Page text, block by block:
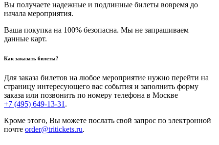
Вы получаете надежные и подлинные билеты вовремя до
начала мероприятия.
Ваша покупка на 100% безопасна. Мы не запрашиваем
данные карт.
Как заказать билеты?
Для заказа билетов на любое мероприятие нужно перейти на
страницу интересующего вас события и заполнить форму
заказа или позвонить по номеру телефона в Москве
+7 (495) 649-13-31 .
Кроме этого, Вы можете послать свой запрос по электронной
почте order@tritickets.ru.